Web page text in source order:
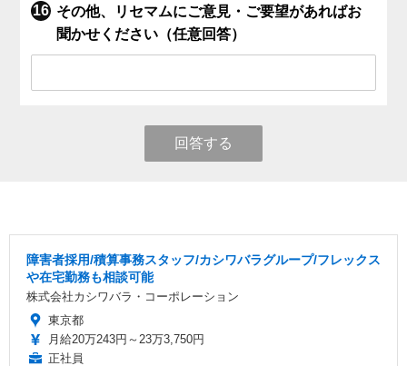
その他、リセマムにご意見・ご要望があればお
聞かせください（任意回答）
回答する
障害者採用/積算事務スタッフ/カシワバラグループ/フレックス
や在宅勤務も相談可能
株式会社カシワバラ・コーポレーション
東京都
月給20万243円～23万3,750円
正社員